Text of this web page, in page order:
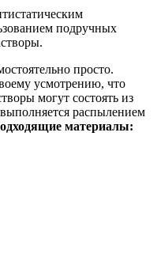
подручных
просто.
усмотрению, что
могут состоять из
распылением
материалы: